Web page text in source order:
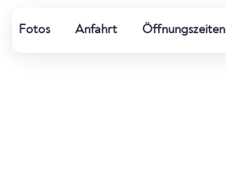
Fotos Anfahrt Öffnungszeiten